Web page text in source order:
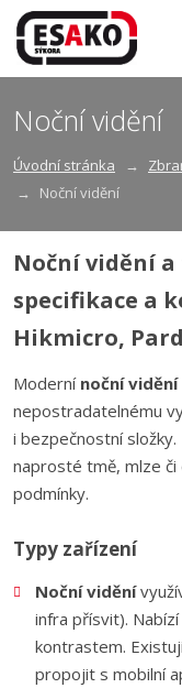
Noční vidění
Úvodní stránka
Noční vidění
Noční vidění
specifikace a
Hikmicro,
Moderní noční vidění
nepostradatelnému
i bezpečnostní
naprosté tmě, mlze či
podmínky.
Typy zařízení
Noční vidění
infra přísvit).
kontrastem.
propojit s mobilní